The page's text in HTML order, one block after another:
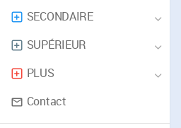
SECONDAIRE
SUPÉRIEUR
PLUS
Contact